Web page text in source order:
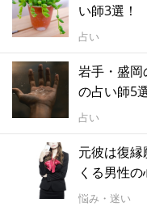
い師3選！
占い
岩手・盛
の占い師5
占い
元彼は復
くる男性
悩み・迷い